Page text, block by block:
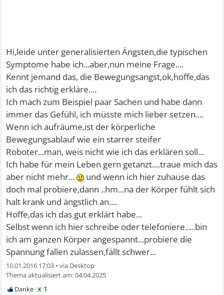
Hi,leide unter generalisierten Ängsten,die typischen
Symptome habe ich...aber,nun meine Frage....
Kennt jemand das, die Bewegungsangst,ok,hoffe,das
ich das richtig erkläre....
Ich mach zum Beispiel paar Sachen und habe dann
immer das Gefühl, ich müsste mich lieber setzen....
Wenn ich aufräume,ist der körperliche
Bewegungsablauf wie ein starrer steifer
Roboter...man, weis nicht wie ich das erklären soll...
Ich habe für mein Leben gern getanzt....traue mich das
aber nicht mehr...
und wenn ich hier zuhause das
doch mal probiere,dann ..hm...na der Körper fühlt sich
halt krank und ängstlich an....
Hoffe,das ich das gut erklärt habe...
Selbst wenn ich hier schreibe oder telefoniere.....bin
ich am ganzen Körper angespannt...probiere die
Spannung fallen zulassen,fällt schwer...
10.01.2016 17:03 •
04.04.2025
x 1